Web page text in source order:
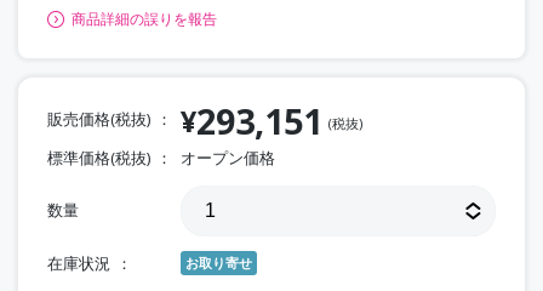
商品詳細の誤りを報告
販売価格(税抜) ¥293,151 (税抜)
標準価格(税抜) オープン価格
数量
在庫状況 お取り寄せ